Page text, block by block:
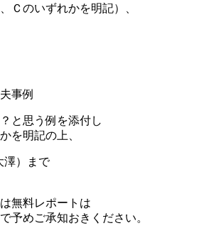
Ｃのいずれかを明記）、
事例
と思う例を添付し
を明記の上、
澤）まで
無料レポートは
予めご承知おきください。